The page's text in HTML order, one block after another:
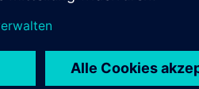
de treinamento.
do sistema de controle SINUMERIK
funções do controle, você poderá
tempos de parada e maximizar a